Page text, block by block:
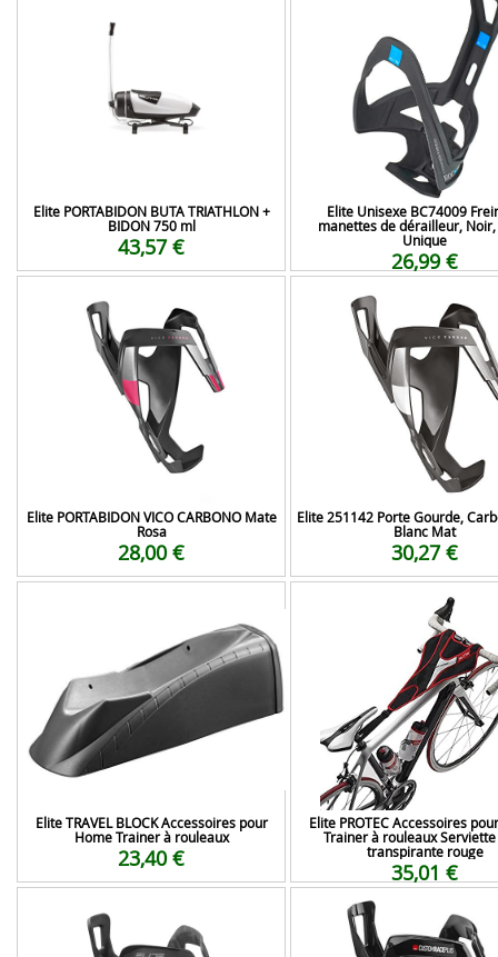
Elite PORTABIDON BUTA TRIATHLON +
BIDON 750 ml
43,57 €
Elite Unisexe BC74009
manettes de dérailleur, Noir,
Unique
26,99 €
Elite PORTABIDON VICO CARBONO Mate
Rosa
28,00 €
Elite 251142 Porte Gourde,
Blanc Mat
30,27 €
Elite TRAVEL BLOCK Accessoires pour
Home Trainer à rouleaux
23,40 €
Elite PROTEC Accessoires
Trainer à rouleaux
transpirante rouge
35,01 €